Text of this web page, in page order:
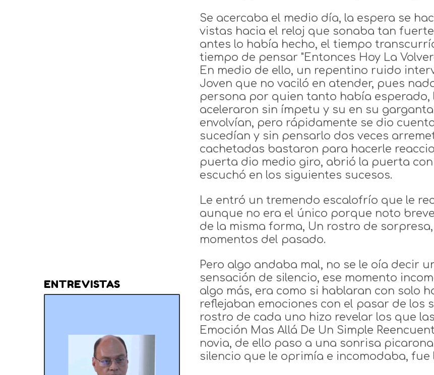
Se acercaba el medio día, la espera se
vistas hacia el reloj que sonaba tan
antes lo había hecho, el tiempo
tiempo de pensar "Entonces Hoy La
En medio de ello, un repentino ruido
Joven que no vaciló en atender, pues
persona por quien tanto había esperado,
aceleraron sin ímpetu y su en su
envolvían, pero rápidamente se dio
sucedían y sin pensarlo dos veces
cachetadas bastaron para hacerle
puerta dio medio giro, abrió la puerta
escuchó en los siguientes sucesos.
Le entró un tremendo escalofrío que le
aunque no era el único porque noto
de la misma forma, Un rostro de
momentos del pasado.
Pero algo andaba mal, no se le oía decir
sensación de silencio, ese momento
algo más, era como si hablaran con solo
reflejaban emociones con el pasar de los
rostro de cada uno hizo revelar los que
Emoción Mas Allá De Un Simple
novia, de ello paso a una sonrisa
silencio que le oprimía e incomodaba, fue
ENTREVISTAS